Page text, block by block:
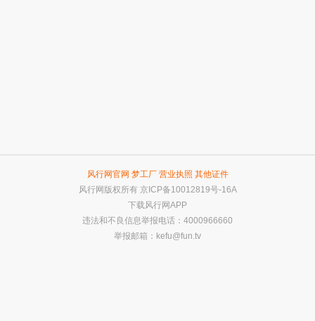
风行网官网 梦工厂 营业执照 其他证件
风行网版权所有 京ICP备10012819号-16A
下载风行网APP
违法和不良信息举报电话：4000966660
举报邮箱： kefu@fun.tv